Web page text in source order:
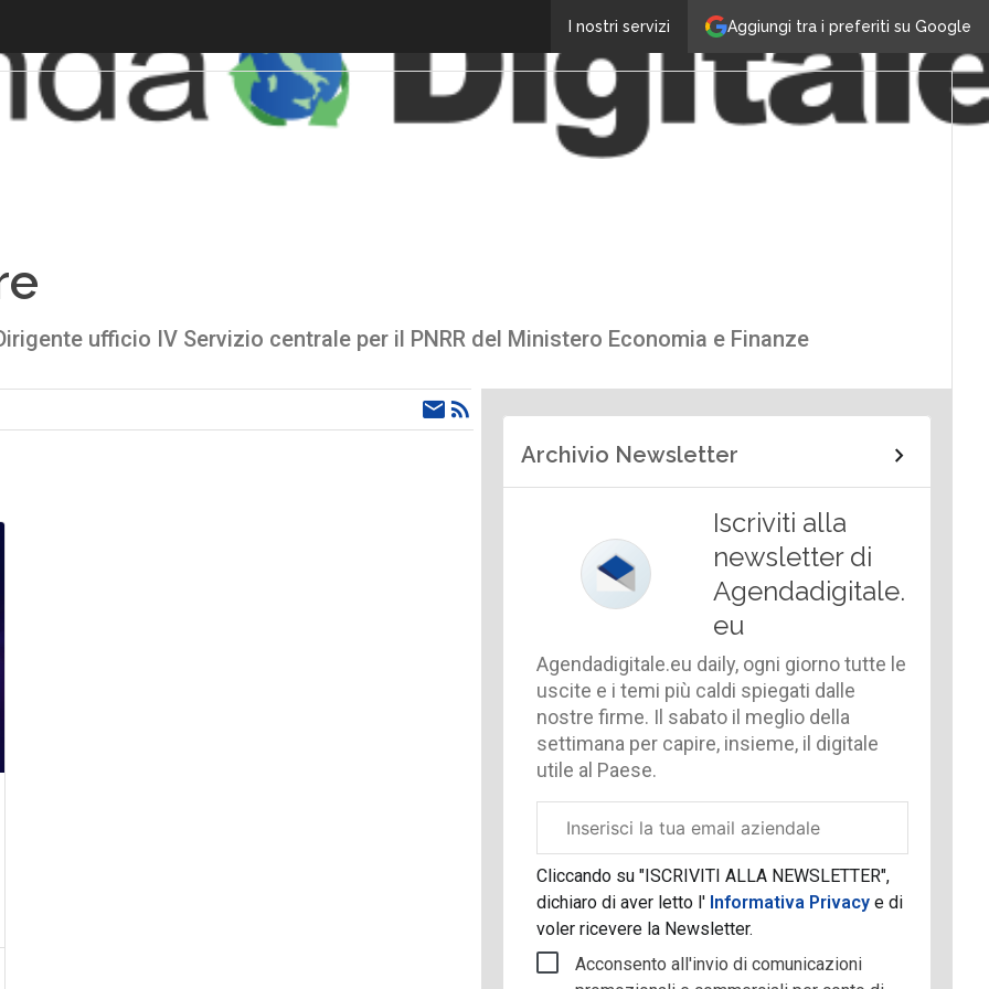
Aggiungi tra i preferiti su Google
I nostri servizi
ufficio IV Servizio centrale per il PNRR del Ministero Economia e Finanze
Archivio Newsletter
Iscriviti alla
newsletter di
Agendadigitale.
eu
Agendadigitale.eu daily, ogni giorno tutte le
uscite e i temi più caldi spiegati dalle
nostre firme. Il sabato il meglio della
settimana per capire, insieme, il digitale
utile al Paese.
aziendale
Cliccando su "ISCRIVITI ALLA NEWSLETTER",
dichiaro di aver letto l' Informativa Privacye di
voler ricevere la Newsletter.
Acconsento all'invio di comunicazioni